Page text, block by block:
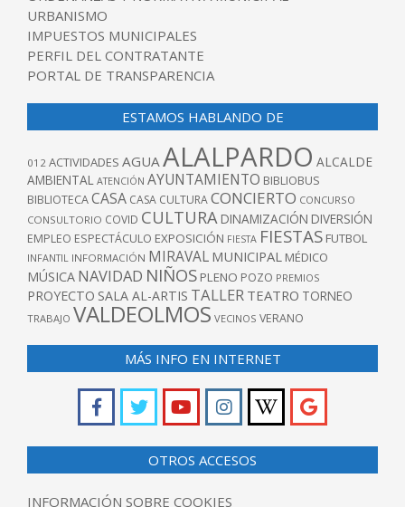
URBANISMO
IMPUESTOS MUNICIPALES
PERFIL DEL CONTRATANTE
PORTAL DE TRANSPARENCIA
ESTAMOS HABLANDO DE
012 ACTIVIDADES AGUA ALALPARDO ALCALDE
AMBIENTAL ATENCIÓN AYUNTAMIENTO BIBLIOBUS
BIBLIOTECACASA CASA CULTURACONCIERTO CONCURSO
CONSULTORIO COVID CULTURA DINAMIZACIÓN DIVERSIÓN
EMPLEO ESPECTÁCULO EXPOSICIÓN FIESTA FIESTAS FUTBOL
INFANTIL INFORMACIÓN MIRAVAL MUNICIPAL MÉDICO
MÚSICA NAVIDAD NIÑOS PLENO POZO PREMIOS
PROYECTO SALA AL-ARTIS TALLER TEATRO TORNEO
TRABAJO VALDEOLMOS VECINOS VERANO
MÁS INFO EN INTERNET
OTROS ACCESOS
INFORMACIÓN SOBRE COOKIES